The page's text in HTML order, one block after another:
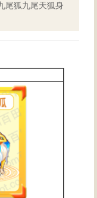
尾狐九尾天狐身